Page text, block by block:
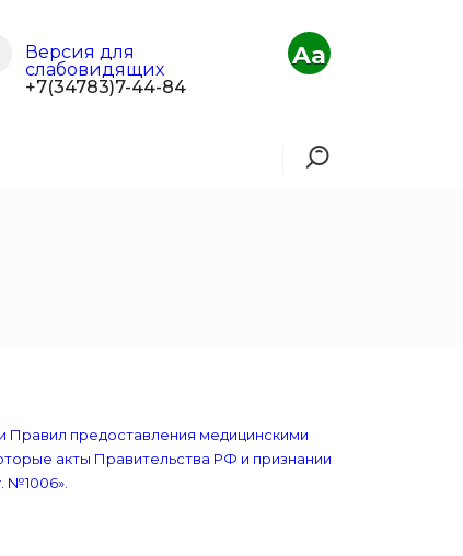
Версия для
слабовидящих
+7(34783)7-44-84
Aa
Правил предоставления медицинскими
акты Правительства РФ и признании
№1006».